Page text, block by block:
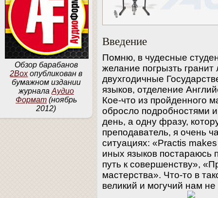
Введение
Помню, в чудесные
желание погрызть гранит
двухгодичные
языков, отделение
Кое-что из пройденного
обросло подробностями
день, а одну фразу,
преподаватель, я очень
ситуациях: «Practis
иных языков постараюсь
путь к совершенству»,
мастерства». Что-то в
великий и могучий нам
Обзор барабанов
2Boxопубликован в
бумажном издании
журнала Аудио
Формат (ноябрь
2012)